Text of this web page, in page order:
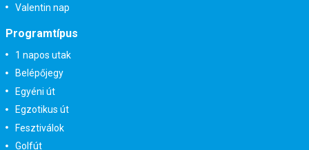
Valentin nap
Programtípus
1 napos utak
Belépőjegy
Egyéni út
Egzotikus út
Fesztiválok
Golfút